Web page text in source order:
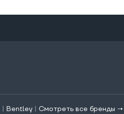
| Bentley | Смотреть все бренды →